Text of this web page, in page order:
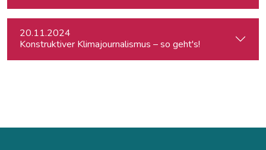
20.11.2024
Konstruktiver Klimajournalismus – so geht's!